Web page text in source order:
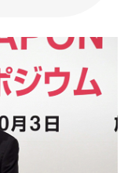
tras el año
fue
del